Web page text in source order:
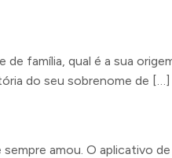
família, qual é a sua
do seu sobrenome de […]
amou. O aplicativo